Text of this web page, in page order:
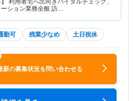
】 利用者宅へ出向きバイタルチェック、
ーション業務全般 訪…
勤可 残業少なめ 土日祝休
新の募集状況を問い合わせる